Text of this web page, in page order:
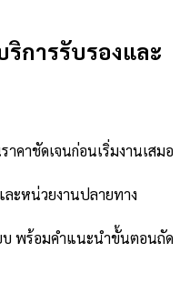
ริการรับรองและ
คาชัดเจนก่อนเริ่มงานเสมอ
ะหน่วยงานปลายทาง
บ พร้อมคำแนะนำขั้นตอนถัด